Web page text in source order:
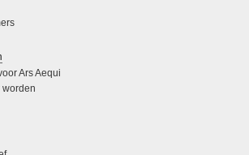
Ars Aequi
worden